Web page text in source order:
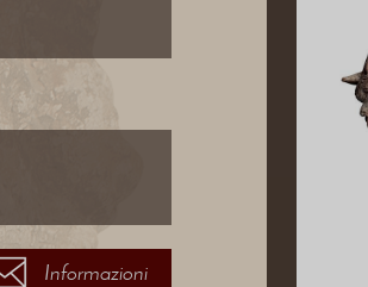
Informazioni